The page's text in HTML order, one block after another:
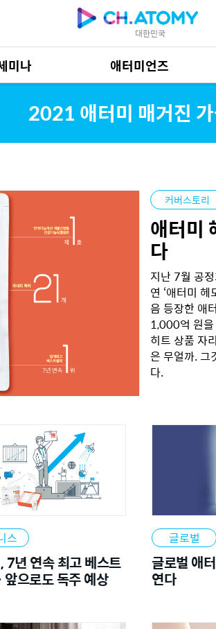
대한민국
미나 애터미언즈
2021 애터미 매거진
커버스토리
애터미
다
지난 7월 공
연 ‘애터미
음 등장한 애
1,000억 원을
히트 상품 자
은 무얼까. 그
다.
스
7년 연속 최고 베스트
으로도 독주 예상
글로벌
글로벌 애
연다